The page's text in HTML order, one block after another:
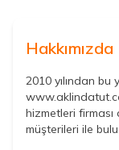
Hakkımızda
2010 yılından
hizmetleri firması
müşterileri ile